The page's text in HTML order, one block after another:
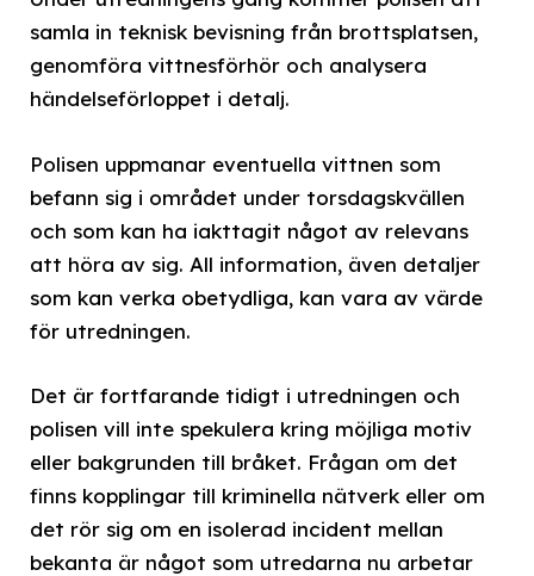
samla in teknisk bevisning från brottsplatsen,
genomföra vittnesförhör och analysera
händelseförloppet i detalj.
Polisen uppmanar eventuella vittnen som
befann sig i området under torsdagskvällen
och som kan ha iakttagit något av relevans
att höra av sig. All information, även detaljer
som kan verka obetydliga, kan vara av värde
för utredningen.
Det är fortfarande tidigt i utredningen och
polisen vill inte spekulera kring möjliga motiv
eller bakgrunden till bråket. Frågan om det
finns kopplingar till kriminella nätverk eller om
det rör sig om en isolerad incident mellan
bekanta är något som utredarna nu arbetar